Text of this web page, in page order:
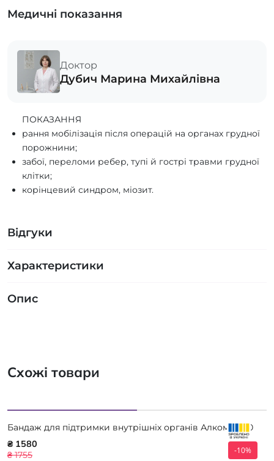
Медичні показання
Доктор
Дубич Марина Михайлівна
ПОКАЗАННЯ
рання мобілізація після операцій на органах грудної
порожнини;
забої, переломи ребер, тупі й гострі травми грудної
клітки;
корінцевий синдром, міозит.
Відгуки
Характеристики
Опис
Схожі товари
-10%
Бандаж для підтримки внутрішніх органів Алком 2040
₴ 1580
₴ 1755